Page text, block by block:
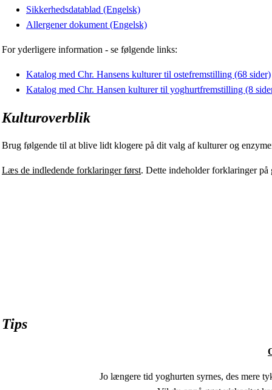
Sikkerhedsdatablad (Engelsk)
Allergener dokument (Engelsk)
For yderligere information - se følgende links:
Katalog med Chr. Hansens kulturer til ostefremstilling (68 sider)
Katalog med Chr. Hansen kulturer til yoghurtfremstilling (8
Kulturoverblik
Brug følgende til at blive lidt klogere på dit valg af kulturer og
Læs de indledende forklaringer først. Dette indeholder forklaringer
Tips
Jo længere tid yoghurten syrnes, des mere